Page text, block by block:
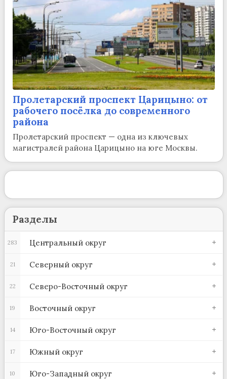
Пролетарский проспект Царицыно: от
рабочего посёлка до современного
района
Пролетарский проспект — одна из ключевых
магистралей района Царицыно на юге Москвы.
Разделы
Центральный округ
283
Северный округ
21
Северо-Восточный округ
22
Восточный округ
19
Юго-Восточный округ
14
Южный округ
17
Юго-Западный округ
10